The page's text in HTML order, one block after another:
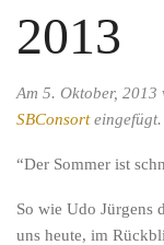
2013
Am 5. Oktober, 2013
SBConsorteingefügt.
“Der Sommer ist
So wie Udo Jürgens
uns heute, im